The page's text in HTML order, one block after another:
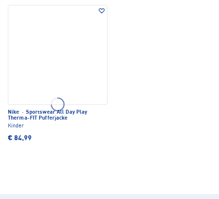
Nike · Sportswear All Day Play
Therma-FIT Pufferjacke
Kinder
€ 84,99